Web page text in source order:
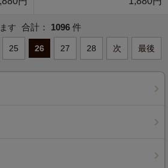
す 合計： 1096 件
25 26 27 28 次 最後